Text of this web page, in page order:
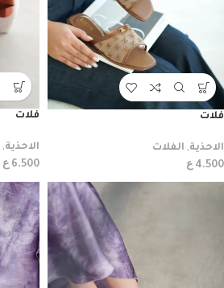
فلات
الاحذية, الفلات
4.500 ع
فلات
الاحذية,
6.500 ع